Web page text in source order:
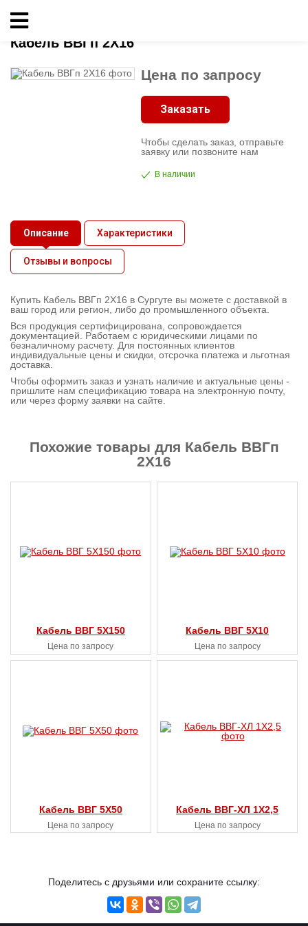
Кабельно-
продукция
Освещение
О
Контактная
информация
Главная
Кабель ВВГп 2X16
Цена по запросу
Заказать
Чтобы сделать заказ, отправьте
заявку или позвоните нам
В наличии
Описание Характеристики
Отзывы и вопросы
Купить Кабель ВВГп 2X16 в Сургуте вы можете с доставкой в
ваш город или регион, либо до промышленного объекта.
Вся продукция сертифицирована, сопровождается
документацией. Работаем с юридическими лицами по
безналичному расчету. Для постоянных клиентов
индивидуальные цены и скидки, отсрочка платежа и льготная
доставка.
Чтобы оформить заказ и узнать наличие и актуальные цены -
пришлите нам спецификацию товара на электронную почту,
или через форму заявки на сайте.
Похожие товары для Кабель ВВГп
2X16
Кабель ВВГ 5X150
Цена по запросу
Кабель ВВГ 5X10
Цена по запросу
Кабель ВВГ 5X50
Цена по запросу
Кабель ВВГ-ХЛ 1X2,5
Цена по запросу
Поделитесь с друзьями или сохраните ссылку: